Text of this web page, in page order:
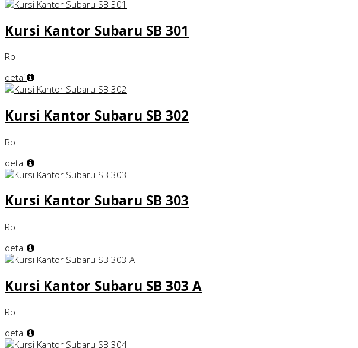
Kursi Kantor Subaru SB 301
Rp
detail
Kursi Kantor Subaru SB 302
Rp
detail
Kursi Kantor Subaru SB 303
Rp
detail
Kursi Kantor Subaru SB 303 A
Rp
detail